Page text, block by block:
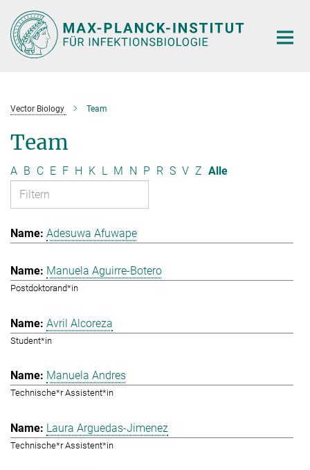
Hauptinhalt
Vector Biology Team
Team
A B C E F H K L M N P R S V Z Alle
Adesuwa Afuwape
Manuela Aguirre-Botero
Postdoktorand*in
Avril Alcoreza
Student*in
Manuela Andres
Technische*r Assistent*in
Laura Arguedas-Jimenez
Technische*r Assistent*in